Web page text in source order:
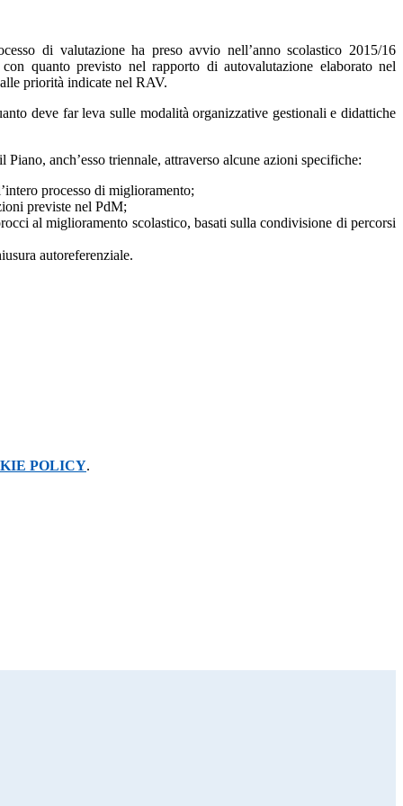
di valutazione ha preso avvio nell’anno scolastico 2015/16
quanto previsto nel rapporto di autovalutazione elaborato nel
priorità indicate nel RAV.
deve far leva sulle modalità organizzative gestionali e didattiche
anch’esso triennale, attraverso alcune azioni specifiche:
processo di miglioramento;
previste nel PdM;
al miglioramento scolastico, basati sulla condivisione di percorsi
autoreferenziale.
POLICY.